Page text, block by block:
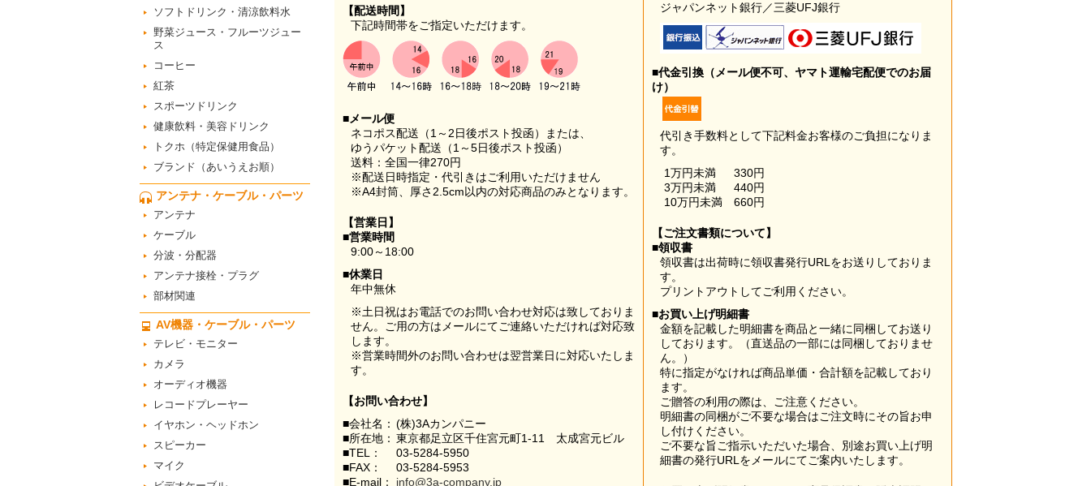
【配送時間】
下記時間帯をご指定いただけます。
■メール便
ネコポス配送（1～2日後ポスト投函）または、
ゆうパケット配送（1～5日後ポスト投函）
送料：全国一律270円
※配送日時指定・代引きはご利用いただけません
※A4封筒、厚さ2.5cm以内の対応商品のみとなります。
【営業日】
■営業時間
9:00～18:00
■休業日
年中無休
※土日祝はお電話でのお問い合わせ対応は致しておりま
せん。ご用の方はメールにてご連絡いただければ対応致
します。
※営業時間外のお問い合わせは翌営業日に対応いたしま
す。
【お問い合わせ】
■会社名： (株)3Aカンパニー
■所在地： 東京都足立区千住宮元町1-11 太成宮元ビル
■TEL：
03-5284-5950
■FAX：
03-5284-5953
■E-mail：
info@3a-company.jp
ジャパンネット銀行／三菱UFJ銀行
■代金引換（メール便不可、ヤマト運輸宅配便でのお届
け）
代引き手数料として下記料金お客様のご負担になりま
す。
1万円未満
330円
3万円未満
440円
10万円未満
660円
【ご注文書類について】
■領収書
領収書は出荷時に領収書発行URLをお送りしておりま
す。
プリントアウトしてご利用ください。
■お買い上げ明細書
金額を記載した明細書を商品と一緒に同梱してお送り
しております。（直送品の一部には同梱しておりませ
ん。）
特に指定がなければ商品単価・合計額を記載しており
ます。
ご贈答の利用の際は、ご注意ください。
明細書の同梱がご不要な場合はご注文時にその旨お申
し付けください。
ご不要な旨ご指示いただいた場合、別途お買い上げ明
細書の発行URLをメールにてご案内いたします。
ソフトドリンク・清涼飲料水
野菜ジュース・フルーツジュー
ス
コーヒー
紅茶
スポーツドリンク
健康飲料・美容ドリンク
トクホ（特定保健用食品）
ブランド（あいうえお順）
アンテナ・ケーブル・パーツ
アンテナ
ケーブル
分波・分配器
アンテナ接栓・プラグ
部材関連
AV機器・ケーブル・パーツ
テレビ・モニター
カメラ
オーディオ機器
レコードプレーヤー
イヤホン・ヘッドホン
スピーカー
マイク